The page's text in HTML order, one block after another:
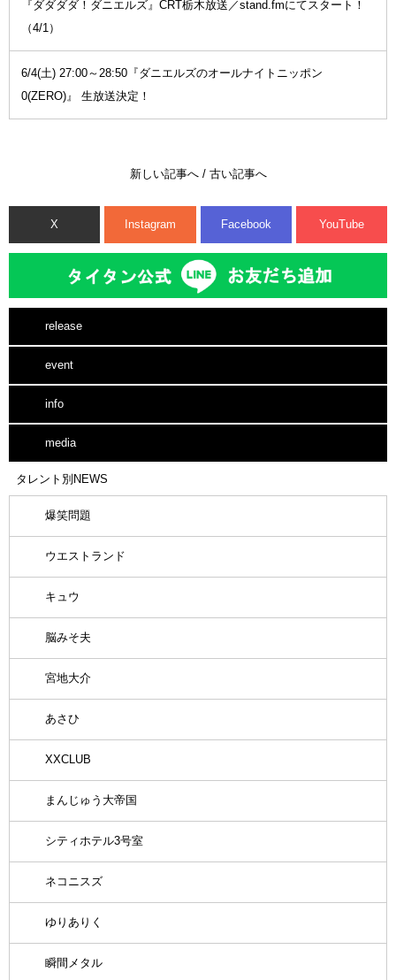
『ダダダダ！ダニエルズ』CRT栃木放送／stand.fmにてスタート！
（4/1）
6/4(土) 27:00～28:50『ダニエルズのオールナイトニッポン
0(ZERO)』 生放送決定！
新しい記事へ/ 古い記事へ
X Instagram Facebook YouTube
release
event
info
media
タレント別NEWS
爆笑問題
ウエストランド
キュウ
脳みそ夫
宮地大介
あさひ
XXCLUB
まんじゅう大帝国
シティホテル3号室
ネコニスズ
ゆりありく
瞬間メタル